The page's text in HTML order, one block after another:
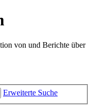
von und Berichte über
Erweiterte Suche